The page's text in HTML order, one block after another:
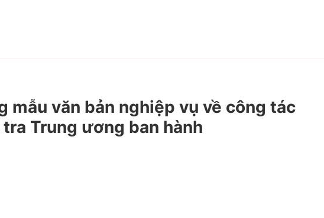
mẫu văn bản nghiệp vụ về công tác
Trung ương ban hành